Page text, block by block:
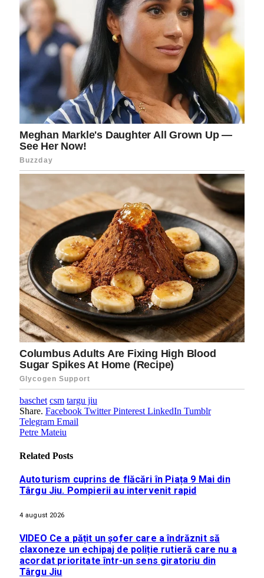
baschet csm targu jiu
Share. Facebook Twitter Pinterest LinkedIn Tumblr
Telegram Email
Petre Mateiu
Related Posts
Autoturism cuprins de flăcări în Piața 9 Mai din
Târgu Jiu. Pompierii au intervenit rapid
4 august 2026
VIDEO Ce a pățit un șofer care a îndrăznit să
claxoneze un echipaj de poliție rutieră care nu a
acordat prioritate într-un sens giratoriu din
Târgu Jiu